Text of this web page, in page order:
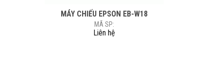
MÁY CHIẾU EPSON EB-W18
MÃ SP:
Liên hệ